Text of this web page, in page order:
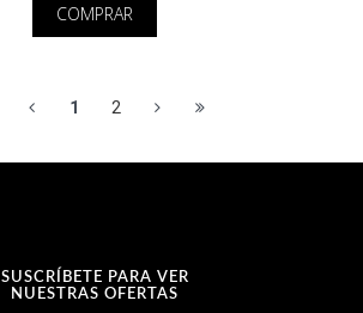
COMPRAR
1 2
SUSCRÍBETE PARA VER
NUESTRAS OFERTAS